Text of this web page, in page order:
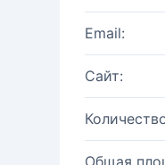
Email:
Сайт:
Общая